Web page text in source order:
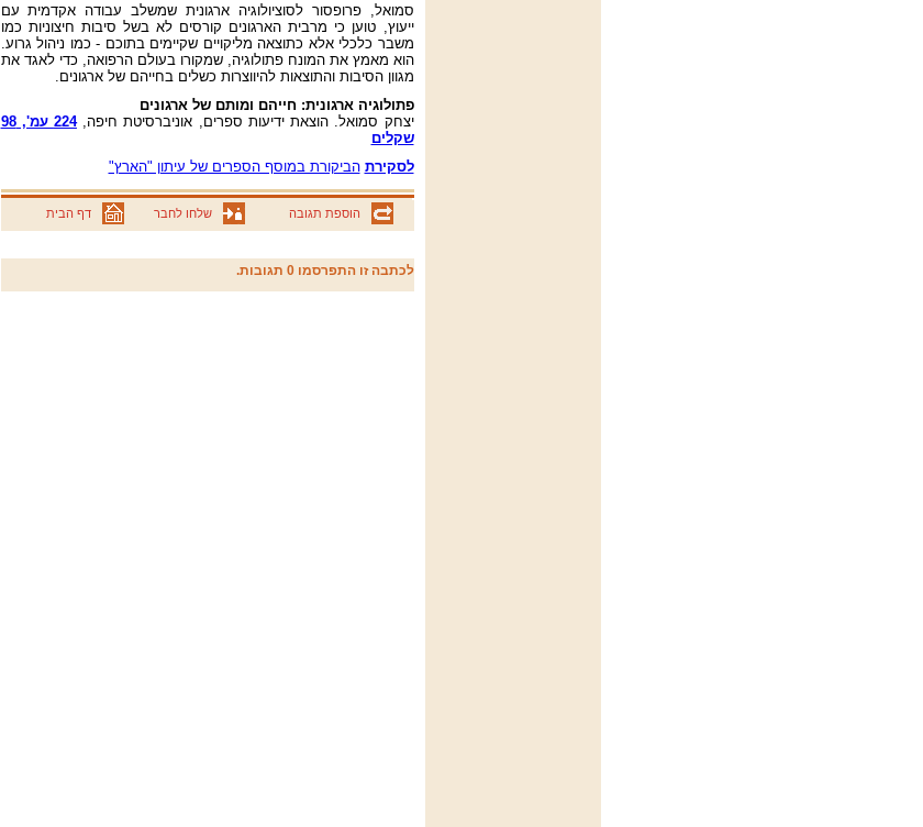
סמואל, פרופסור לסוציולוגיה ארגונית שמשלב עבודה אקדמית עם
ייעוץ, טוען כי מרבית הארגונים קורסים לא בשל סיבות חיצוניות כמו
משבר כלכלי אלא כתוצאה מליקויים שקיימים בתוכם - כמו ניהול גרוע.
הוא מאמץ את המונח פתולוגיה, שמקורו בעולם הרפואה, כדי לאגד את
מגוון הסיבות והתוצאות להיווצרות כשלים בחייהם של ארגונים.
פתולוגיה ארגונית: חייהם ומותם של ארגונים
יצחק סמואל. הוצאת ידיעות ספרים, אוניברסיטת חיפה,
224 עמ', 98
שקלים
לסקירת הביקורת במוסף הספרים של עיתון "הארץ"
הוספת תגובה שלחו לחבר דף הבית
לכתבה זו התפרסמו 0 תגובות.